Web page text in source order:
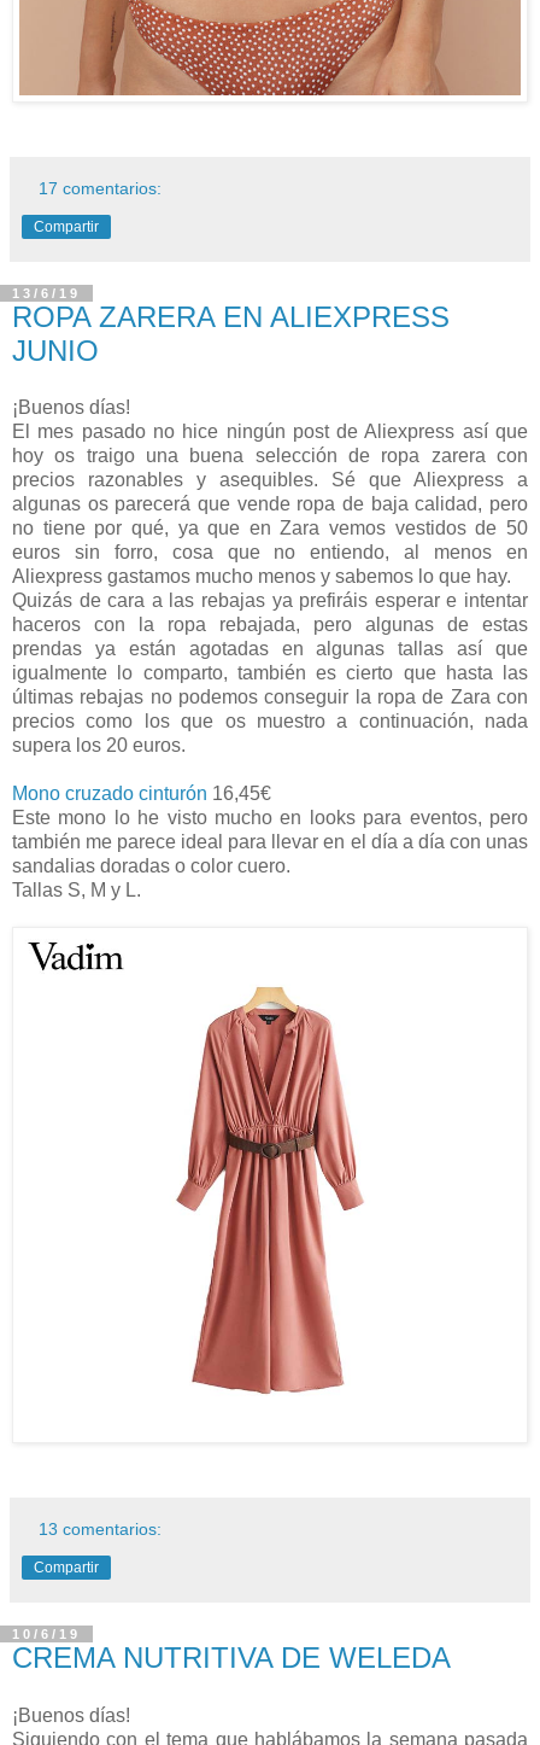
17 comentarios:
Compartir
13/6/19
ROPA ZARERA EN ALIEXPRESS
JUNIO
¡Buenos días!
El mes pasado no hice ningún post de Aliexpress así que
hoy os traigo una buena selección de ropa zarera con
precios razonables y asequibles. Sé que Aliexpress a
algunas os parecerá que vende ropa de baja calidad, pero
no tiene por qué, ya que en Zara vemos vestidos de 50
euros sin forro, cosa que no entiendo, al menos en
Aliexpress gastamos mucho menos y sabemos lo que hay.
Quizás de cara a las rebajas ya prefiráis esperar e intentar
haceros con la ropa rebajada, pero algunas de estas
prendas ya están agotadas en algunas tallas así que
igualmente lo comparto, también es cierto que hasta las
últimas rebajas no podemos conseguir la ropa de Zara con
precios como los que os muestro a continuación, nada
supera los 20 euros.
Mono cruzado cinturón 16,45€
Este mono lo he visto mucho en looks para eventos, pero
también me parece ideal para llevar en el día a día con unas
sandalias doradas o color cuero.
Tallas S, M y L.
13 comentarios:
Compartir
10/6/19
CREMA NUTRITIVA DE WELEDA
¡Buenos días!
Siguiendo con el tema que hablábamos la semana pasada